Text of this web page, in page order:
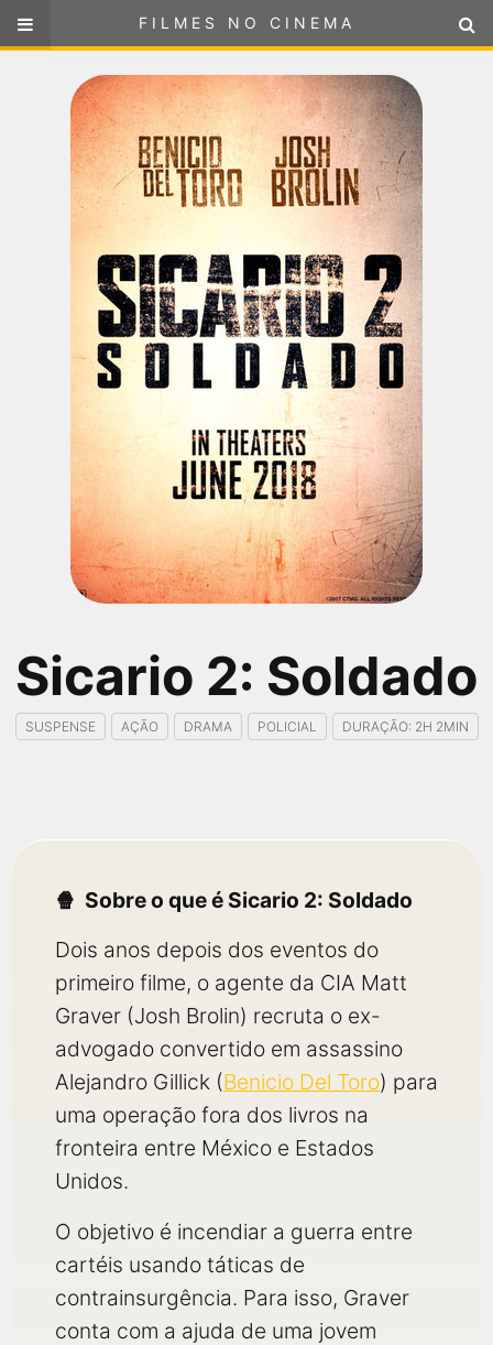
FILMES NO CINEMA
ou selecione sua localização
Sicario 2: Soldado
SUSPENSE AÇÃO DRAMA POLICIAL DURAÇÃO: 2H 2MIN
Sobre o que é Sicario 2: Soldado
Dois anos depois dos eventos do
primeiro filme, o agente da CIA Matt
Graver (Josh Brolin) recruta o ex-
advogado convertido em assassino
Alejandro Gillick (Benicio Del Toro) para
uma operação fora dos livros na
fronteira entre México e Estados
Unidos.
O objetivo é incendiar a guerra entre
cartéis usando táticas de
contrainsurgência. Para isso, Graver
conta com a ajuda de uma jovem
FILMES NO CINEMA
SELECIONE SUA LOCALIZAÇÃO
FILMES EM CARTAZ
PRÓXIMOS LANÇAMENTOS
GÊNEROS
NOTÍCIAS
PÁGINA INICIAL
FilmesNoCinema.com.br
é o maior localizador de filmes e
sessões de cinema no Brasil. Através dele, você pode
encontrar os filmes no cinema mais próximos a você ou a
qualquer cidade em território brasileiro. Você pode também
acessar informações sobre cinemas, horários, assistir aos
trailers e muito mais.